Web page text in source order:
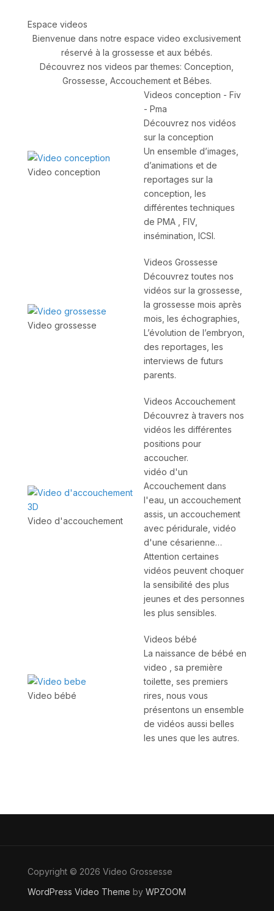
Espace videos
Bienvenue dans notre espace video exclusivement
réservé à la grossesse et aux bébés.
Découvrez nos videos par themes: Conception,
Grossesse, Accouchement et Bébes.
Video conception
Videos conception - Fiv
- Pma
Découvrez nos vidéos
sur la conception
Un ensemble d’images,
d’animations et de
reportages sur la
conception, les
différentes techniques
de PMA , FIV,
insémination, ICSI.
Video grossesse
Videos Grossesse
Découvrez toutes nos
vidéos sur la grossesse,
la grossesse mois après
mois, les échographies,
L’évolution de l’embryon,
des reportages, les
interviews de futurs
parents.
Video d'accouchement
Videos Accouchement
Découvrez à travers nos
vidéos les différentes
positions pour
accoucher.
vidéo d'un
Accouchement dans
l'eau, un accouchement
assis, un accouchement
avec péridurale, vidéo
d'une césarienne…
Attention certaines
vidéos peuvent choquer
la sensibilité des plus
jeunes et des personnes
les plus sensibles.
Video bébé
Videos bébé
La naissance de bébé en
video , sa première
toilette, ses premiers
rires, nous vous
présentons un ensemble
de vidéos aussi belles
les unes que les autres.
Copyright © 2026 Video Grossesse
WordPress Video Theme by WPZOOM